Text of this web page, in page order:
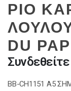
ΡΙΟ
DU
BB-CH1151 A5